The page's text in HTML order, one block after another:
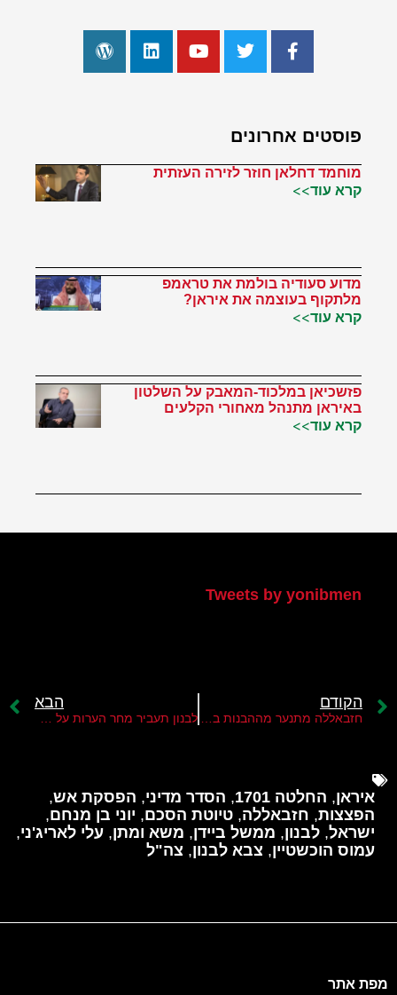
פוסטים אחרונים
מוחמד דחלאן חוזר לזירה העזתית
קרא עוד>>
מדוע סעודיה בולמת את טראמפ
מלתקוף בעוצמה את איראן?
קרא עוד>>
פזשכיאן במלכוד-המאבק על השלטון
באיראן מתנהל מאחורי הקלעים
קרא עוד>>
Tweets by yonibmen
הקודם הבא
איראן, החלטה 1701 , הסדר מדיני, הפסקת אש,
הפצצות, חזבאללה, טיוטת הסכם, יוני בן מנחם,
ישראל, לבנון, ממשל ביידן, משא ומתן, עלי לאריג'ני,
עמוס הוכשטיין, צבא לבנון, צה"ל
מפת אתר